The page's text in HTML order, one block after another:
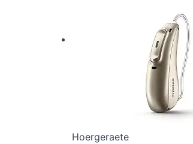
Hoergeraete